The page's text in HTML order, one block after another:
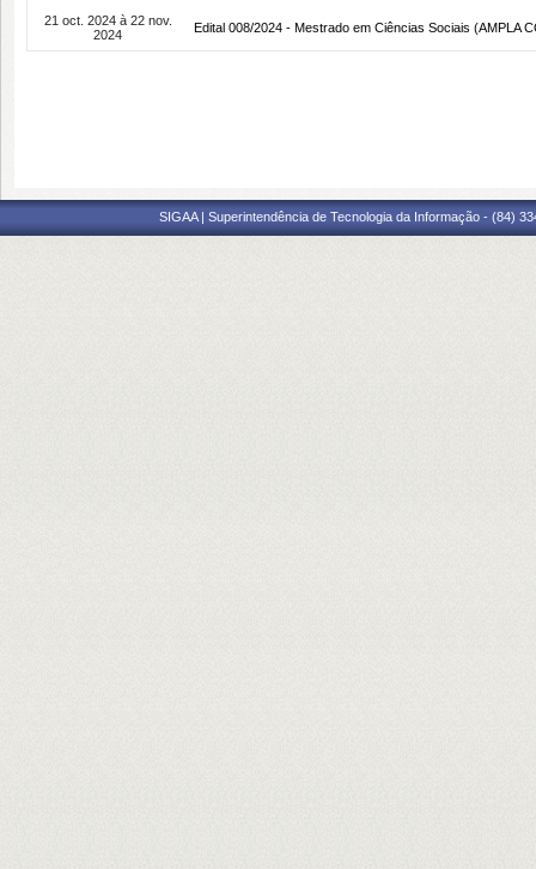
21 oct. 2024 à 22 nov.
2024
Edital 008/2024 - Mestrado em Ciências Sociais (AMPLA
SIGAA | Superintendência de Tecnologia da Informação - (84)